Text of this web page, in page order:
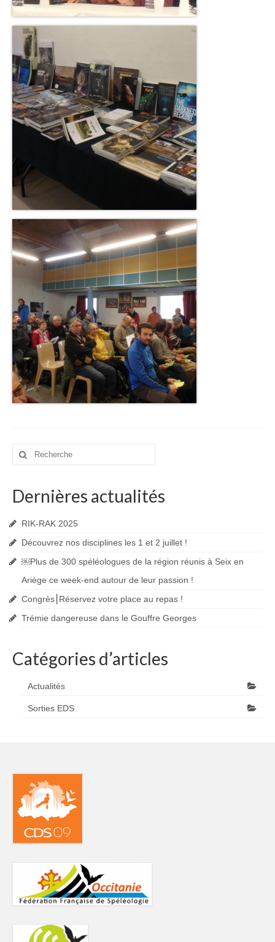
Galerie Canyons
Galerie Secours
Blog
Presse
Téléchargements
Echos des Ténèbres
SC Arize Bulletins
Comptes rendus d’AG
Comptes rendus de CA
Comptes rendus des Commissions
Contact
Rechercher
Dernières actualités
RIK-RAK 2025
Découvrez nos disciplines les 1 et 2 juillet !
￼Plus de 300 spéléologues de la région réunis à Seix en
Ariège ce week-end autour de leur passion !
Congrès⎮Réservez votre place au repas !
Trémie dangereuse dans le Gouffre Georges
Catégories d’articles
Actualités
Sorties EDS